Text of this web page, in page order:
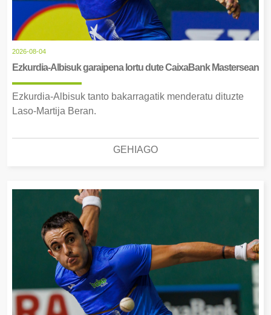
2026-08-04
Ezkurdia-Albisuk garaipena lortu dute CaixaBank Mastersean
Ezkurdia-Albisuk tanto bakarragatik menderatu dituzte
Laso-Martija Beran.
GEHIAGO